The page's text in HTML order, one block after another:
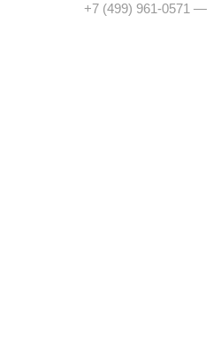
+7 (499) 961-0571 —